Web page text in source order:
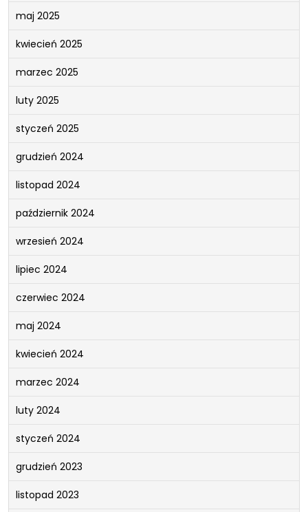
maj 2025
kwiecień 2025
marzec 2025
luty 2025
styczeń 2025
grudzień 2024
listopad 2024
październik 2024
wrzesień 2024
lipiec 2024
czerwiec 2024
maj 2024
kwiecień 2024
marzec 2024
luty 2024
styczeń 2024
grudzień 2023
listopad 2023